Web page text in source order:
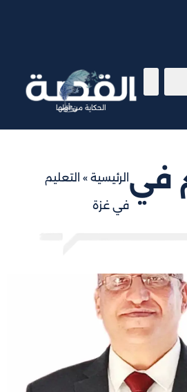
الحكاية من أولها
في الرئيسية » التعليم
في غزة